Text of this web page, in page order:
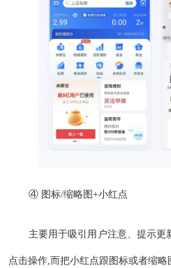
④ 图标/缩略图+小红点
主要用于吸引用户注意、提示
点击操作,而把小红点跟图标或者缩